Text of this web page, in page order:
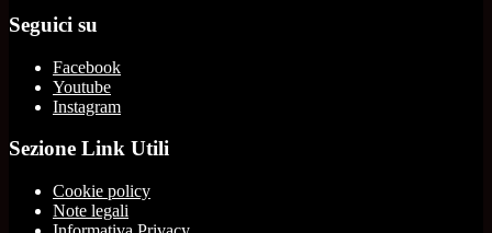
Seguici su
Facebook
Youtube
Instagram
Sezione Link Utili
Cookie policy
Note legali